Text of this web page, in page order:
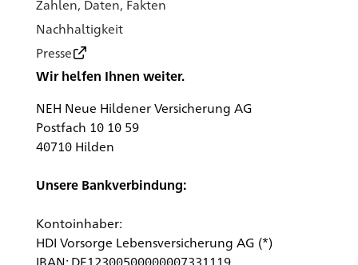
Zahlen, Daten, Fakten
Nachhaltigkeit
Presse
Wir helfen Ihnen weiter.
NEH Neue Hildener Versicherung AG
Postfach 10 10 59
40710 Hilden
Unsere Bankverbindung:
Kontoinhaber:
HDI Vorsorge Lebensversicherung AG (*)
IBAN: DE12300500000007331119